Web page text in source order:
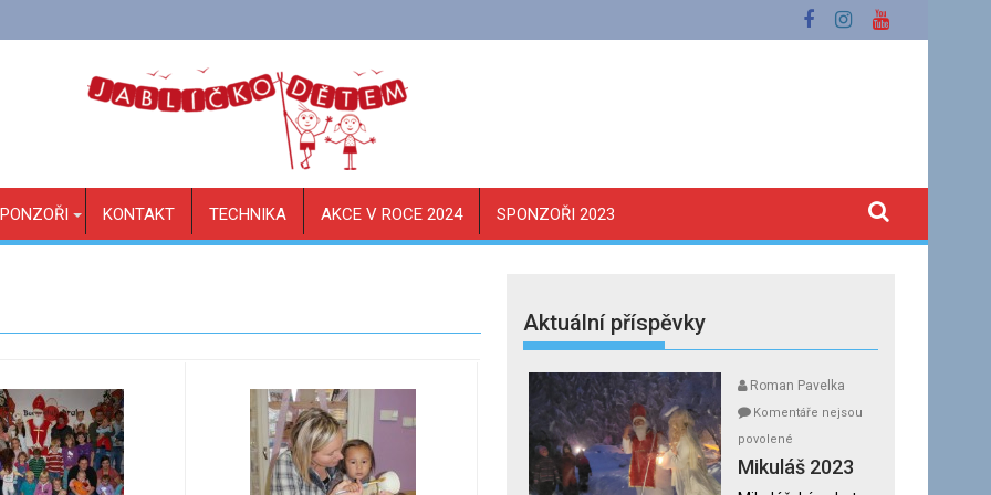
KONTAKT TECHNIKA AKCE V ROCE 2024 SPONZOŘI 2023
Aktuální příspěvky
Roman Pavelka
Komentáře nejsou
povolené
textu
Mikuláš 2023